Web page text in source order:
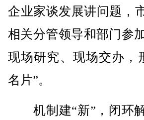
企业家谈发展讲问题，
相关分管领导和部门参
现场研究、现场交办，
名片”。
机制建“新”，闭环解